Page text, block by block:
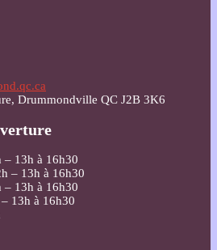
Drummondville QC J2B 3K6
– 13h à 16h30
– 13h à 16h30
– 13h à 16h30
13h à 16h30